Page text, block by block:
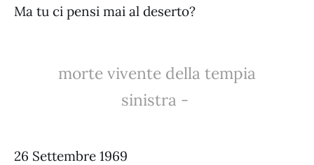
Ma tu ci pensi mai al deserto?
morte vivente della tempia
sinistra -
26 Settembre 1969